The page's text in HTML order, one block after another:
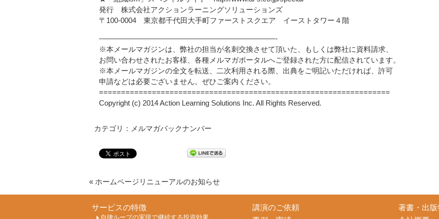
発行 株式会社アクションラーニングソリューションズ
〒100-0004 東京都千代田大手町ファーストスクエア イーストタワー４階
————————————————————————-
※本メールマガジンは、弊社の担当が名刺交換させて頂いた、もしくは弊社に資料請求、
お問い合わせされたお客様、各種メルマガポータルへご登録された方に配信されています。
※本メールマガジンの全文を転送、二次利用される際、出典をご明記いただければ、許可
申請などは必要ございません。ぜひご案内ください。
==================================================================
Copyright (c) 2014 Action Learning Solutions Inc. All Rights Reserved.
カテゴリ：メルマガバックナンバー
« ホームページリニューアルのお知らせ
サービスの特徴
自律ループの実現で継続する投資効果
講演のご依頼
著書・出版